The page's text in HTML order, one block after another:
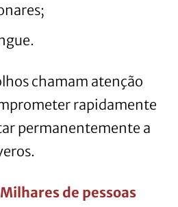
chamam atenção
rapidamente
permanentemente a
Milhares de pessoas